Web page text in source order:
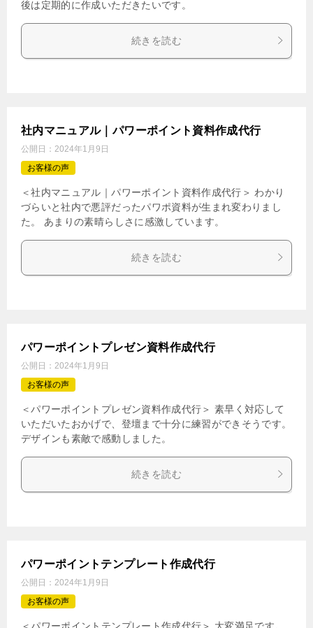
後は定期的に作成いただきたいです。
続きを読む
社内マニュアル｜パワーポイント資料作成代行
公開日： 2024年1月9日
お客様の声
＜社内マニュアル｜パワーポイント資料作成代行＞ わかり
づらいと社内で悪評だったパワポ資料が生まれ変わりまし
た。 あまりの素晴らしさに感激しています。
続きを読む
パワーポイントプレゼン資料作成代行
公開日： 2024年1月9日
お客様の声
＜パワーポイントプレゼン資料作成代行＞ 素早く対応して
いただいたおかげで、登壇まで十分に練習ができそうです。
デザインも素敵で感動しました。
続きを読む
パワーポイントテンプレート作成代行
公開日： 2024年1月9日
お客様の声
＜パワーポイントテンプレート作成代行＞ 大変満足です。